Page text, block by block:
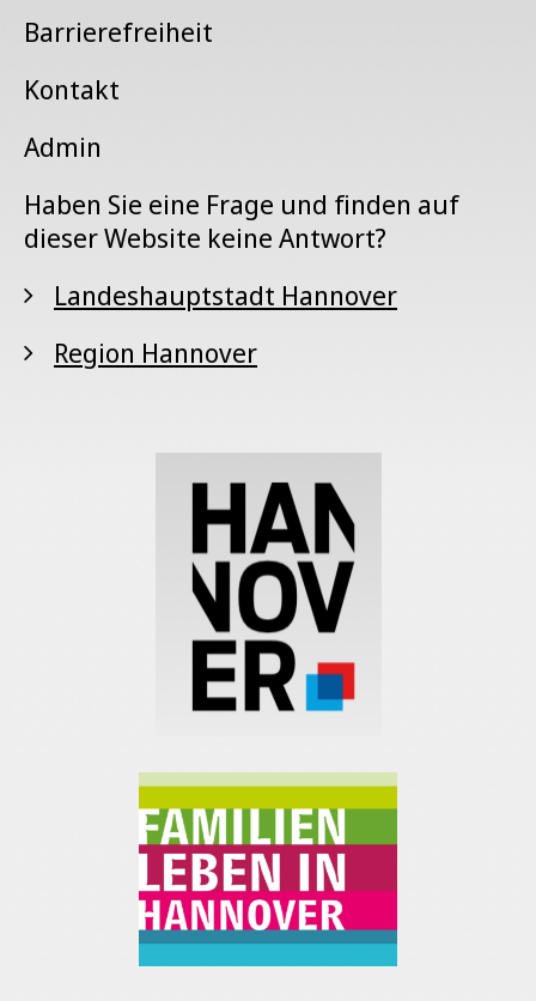
Barrierefreiheit
Kontakt
Admin
Haben Sie eine Frage und finden auf
dieser Website keine Antwort?
Landeshauptstadt Hannover
Region Hannover